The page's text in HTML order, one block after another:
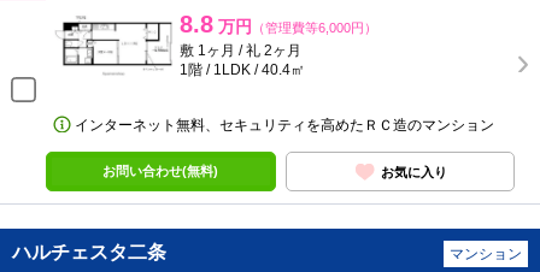
8.8 万円 （管理費等6,000円）
敷 1ヶ月 / 礼 2ヶ月
1階 / 1LDK / 40.4㎡
インターネット無料、セキュリティを高めたＲＣ造のマンション
お問い合わせ(無料) お気に入り
ハルチェスタ二条 マンション